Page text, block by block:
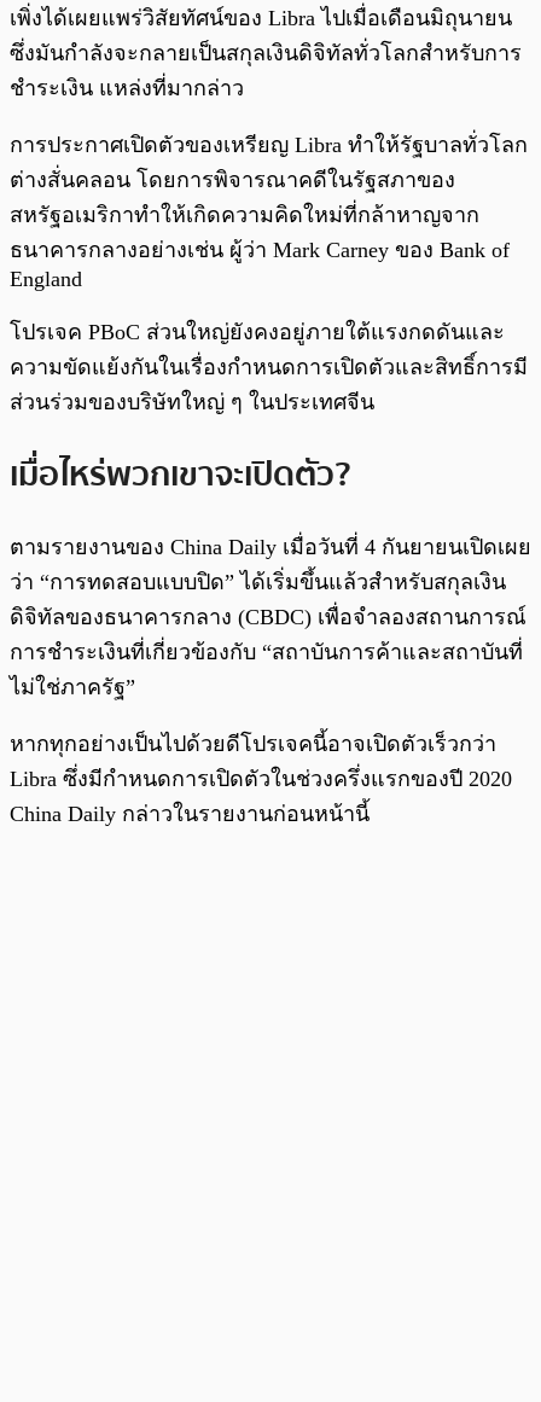
เพิ่งได้เผยแพร่วิสัยทัศน์ของ Libra ไปเมื่อเดือนมิถุนายน
ซึ่งมันกำลังจะกลายเป็นสกุลเงินดิจิทัลทั่วโลกสำหรับการ
ชำระเงิน แหล่งที่มากล่าว
การประกาศเปิดตัวของเหรียญ Libra ทำให้รัฐบาลทั่วโลก
ต่างสั่นคลอน โดยการพิจารณาคดีในรัฐสภาของ
สหรัฐอเมริกาทำให้เกิดความคิดใหม่ที่กล้าหาญจาก
ธนาคารกลางอย่างเช่น ผู้ว่า Mark Carney ของ Bank of
England
โปรเจค PBoC ส่วนใหญ่ยังคงอยู่ภายใต้แรงกดดันและ
ความขัดแย้งกันในเรื่องกำหนดการเปิดตัวและสิทธิ์การมี
ส่วนร่วมของบริษัทใหญ่ ๆ ในประเทศจีน
เมื่อไหร่พวกเขาจะเปิดตัว?
ตามรายงานของ China Daily เมื่อวันที่ 4 กันยายนเปิดเผย
ว่า “การทดสอบแบบปิด” ได้เริ่มขึ้นแล้วสำหรับสกุลเงิน
ดิจิทัลของธนาคารกลาง (CBDC) เพื่อจำลองสถานการณ์
การชำระเงินที่เกี่ยวข้องกับ “สถาบันการค้าและสถาบันที่
ไม่ใช่ภาครัฐ”
หากทุกอย่างเป็นไปด้วยดีโปรเจคนี้อาจเปิดตัวเร็วกว่า
Libra ซึ่งมีกำหนดการเปิดตัวในช่วงครึ่งแรกของปี 2020
China Daily กล่าวในรายงานก่อนหน้านี้